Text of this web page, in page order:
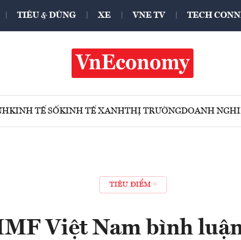
TIÊU & DÙNG XE VNE TV TECH
KINH TẾ SỐKINH TẾ XANHTHỊ TRƯỜNGDOANH
TIÊU ĐIỂM
Việt Nam bình luận